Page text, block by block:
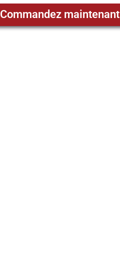
Commandez maintenant